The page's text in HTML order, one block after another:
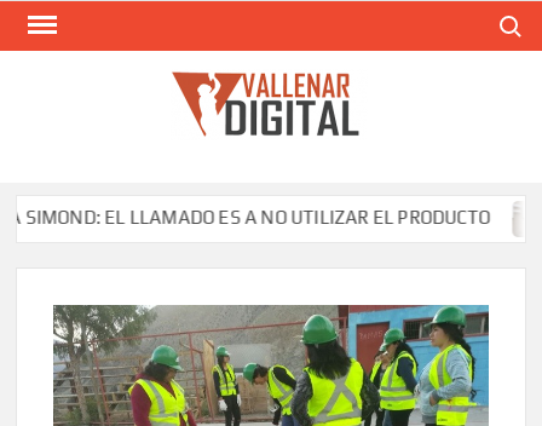
Saltar
EL LLAMADO ES A NO UTILIZAR EL PRODUCTO